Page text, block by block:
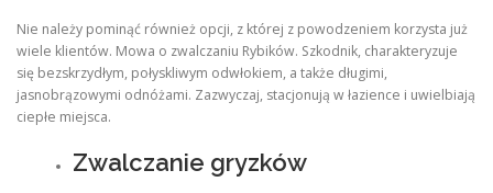
Nie należy pominąć również opcji, z której z powodzeniem korzysta już
wiele klientów. Mowa o zwalczaniu Rybików. Szkodnik, charakteryzuje
się bezskrzydłym, połyskliwym odwłokiem, a także długimi,
jasnobrązowymi odnóżami. Zazwyczaj, stacjonują w łazience i uwielbiają
ciepłe miejsca.
Zwalczanie gryzków